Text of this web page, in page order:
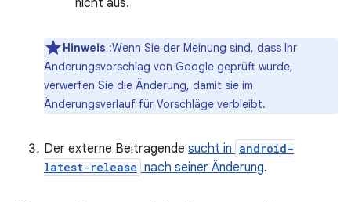
nicht aus.
Hinweis :Wenn Sie der Meinung sind, dass Ihr
Änderungsvorschlag von Google geprüft wurde,
verwerfen Sie die Änderung, damit sie im
Änderungsverlauf für Vorschläge verbleibt.
Der externe Beitragende sucht in android-
latest-release nach seiner Änderung.